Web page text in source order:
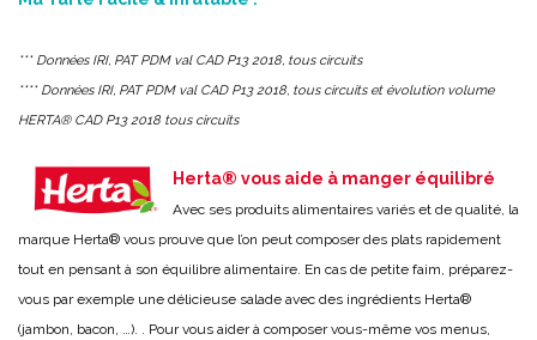
*** Données IRI, PAT PDM val CAD P13 2018, tous circuits
**** Données IRI, PAT PDM val CAD P13 2018, tous circuits et évolution volume
HERTA® CAD P13 2018 tous circuits
Herta® vous aide à manger équilibré
Avec ses produits alimentaires variés et de qualité, la
marque Herta® vous prouve que l’on peut composer des plats rapidement
tout en pensant à son équilibre alimentaire. En cas de petite faim, préparez-
vous par exemple une délicieuse salade avec des ingrédients Herta®
(jambon, bacon, …). . Pour vous aider à composer vous-même vos menus,